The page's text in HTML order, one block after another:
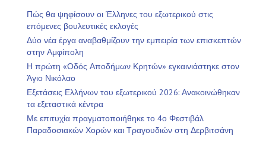
Πώς θα ψηφίσουν οι Έλληνες του εξωτερικού στις
επόμενες βουλευτικές εκλογές
Δύο νέα έργα αναβαθμίζουν την εμπειρία των επισκεπτών
στην Αμφίπολη
Η πρώτη «Οδός Αποδήμων Κρητών» εγκαινιάστηκε στον
Άγιο Νικόλαο
Εξετάσεις Ελλήνων του εξωτερικού 2026: Ανακοινώθηκαν
τα εξεταστικά κέντρα
Με επιτυχία πραγματοποιήθηκε το 4ο Φεστιβάλ
Παραδοσιακών Χορών και Τραγουδιών στη Δερβιτσάνη